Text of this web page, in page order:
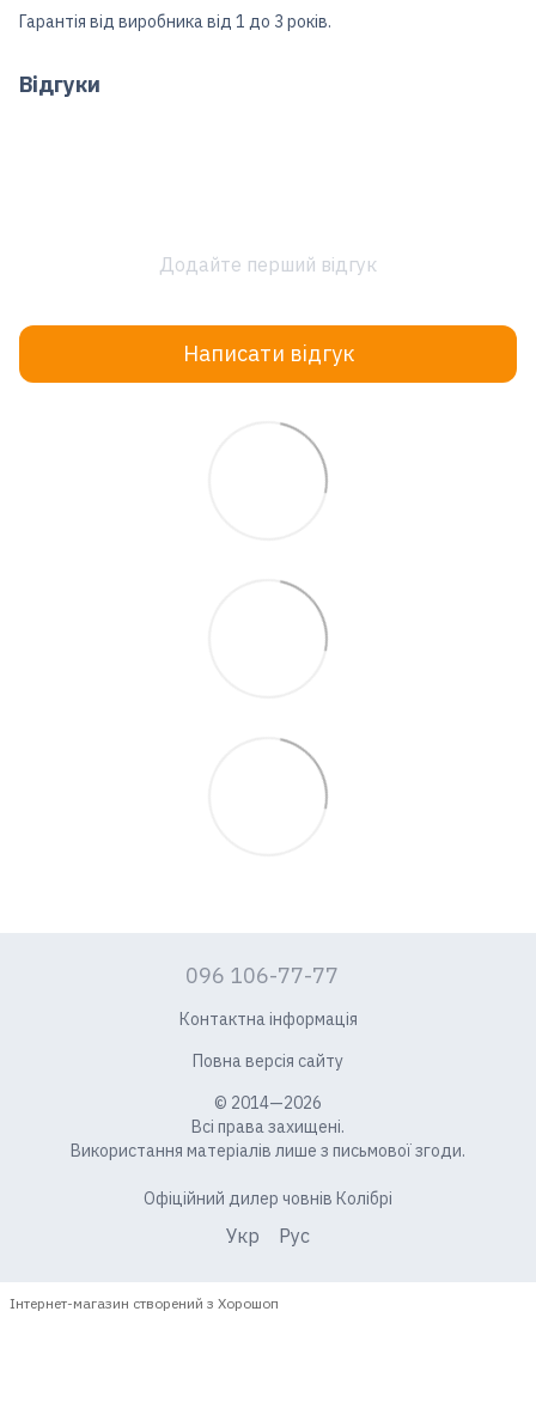
Гарантія від виробника від 1 до 3 років.
Відгуки
Додайте перший відгук
Написати відгук
096 106-77-77
Контактна інформація
Повна версія сайту
© 2014—2026
Всі права захищені.
Використання матеріалів лише з письмової згоди.
Офіційний дилер човнів Колібрі
Укр Рус
Інтернет-магазин створений з Хорошоп